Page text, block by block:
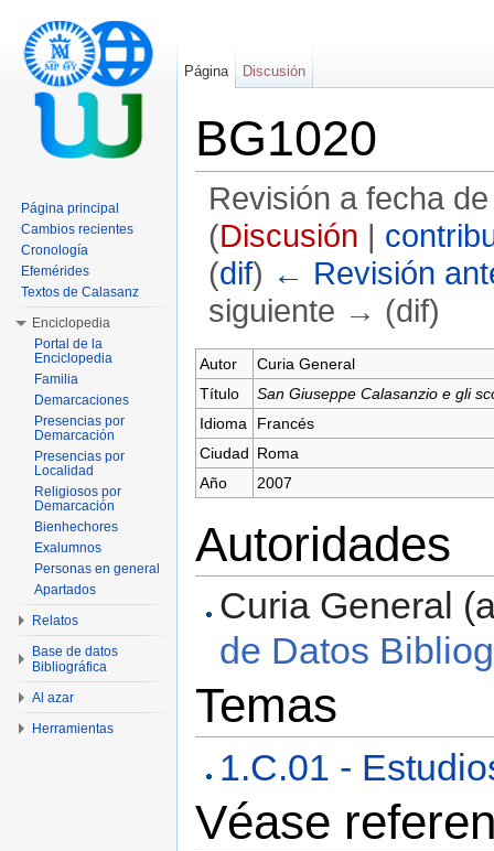
BG1020
Revisión a fecha
(Discusión |
(dif) ← Revisión
siguiente → (dif)
Autor
Curia General
Título
San Giuseppe Calasanzio e gli
Idioma
Francés
Ciudad Roma
Año
2007
Autoridades
Curia General
de Datos
Temas
1.C.01 -
Véase
Página Discusión
Página principal
Cambios recientes
Cronología
Efemérides
Textos de Calasanz
Enciclopedia
Portal de la
Enciclopedia
Familia
Demarcaciones
Presencias por
Demarcación
Presencias por
Localidad
Religiosos por
Demarcación
Bienhechores
Exalumnos
Personas en general
Apartados
Relatos
Base de datos
Bibliográfica
Al azar
Herramientas